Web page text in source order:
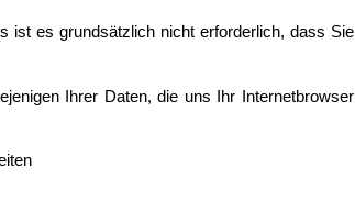
ist es grundsätzlich nicht erforderlich, dass Sie
Ihrer Daten, die uns Ihr Internetbrowser